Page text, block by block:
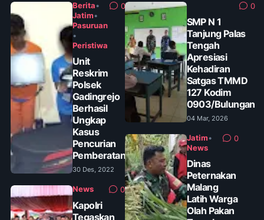
Berita•
Jatim•
Pasuruan
•
Peristiwa
0
Unit
Reskrim
Polsek
Gadingrejo
Berhasil
Ungkap
Kasus
Pencurian
Pemberatan
30 Des, 2022
News 0
Kapolri
Tegaskan
0
SMP N 1
Tanjung Palas
Tengah
Apresiasi
Kehadiran
Satgas TMMD
127 Kodim
0903/Bulungan
04 Mar, 2026
Jatim•
News
0
Dinas
Peternakan
Malang
Latih Warga
Olah Pakan